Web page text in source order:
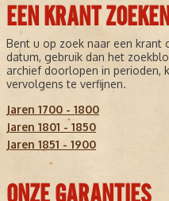
EEN KRANT
Bent u op zoek naar een krant
datum, gebruik dan het
archief doorlopen in perioden,
vervolgens te verfijnen.
Jaren 1700 - 1800
Jaren 1801 - 1850
Jaren 1851 - 1900